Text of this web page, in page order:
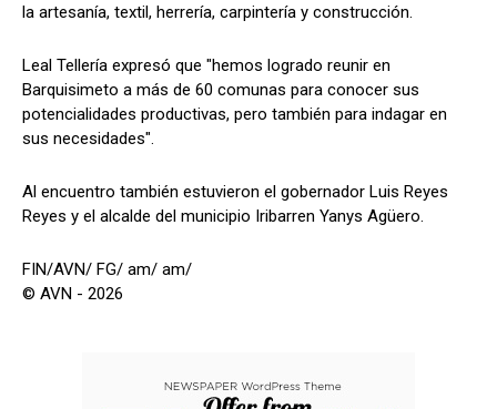
la artesanía, textil, herrería, carpintería y construcción.
Leal Tellería expresó que "hemos logrado reunir en
Barquisimeto a más de 60 comunas para conocer sus
potencialidades productivas, pero también para indagar en
sus necesidades".
Al encuentro también estuvieron el gobernador Luis Reyes
Reyes y el alcalde del municipio Iribarren Yanys Agüero.
FIN/AVN/ FG/ am/ am/
© AVN - 2026